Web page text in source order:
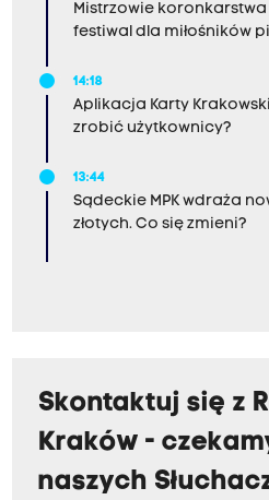
Mistrzowie koronkarstwa
festiwal dla miłośników
14:18
Aplikacja Karty
zrobić użytkownicy?
13:44
Sądeckie MPK wdraża
złotych. Co się zmieni?
Skontaktuj się z
Kraków -
naszych